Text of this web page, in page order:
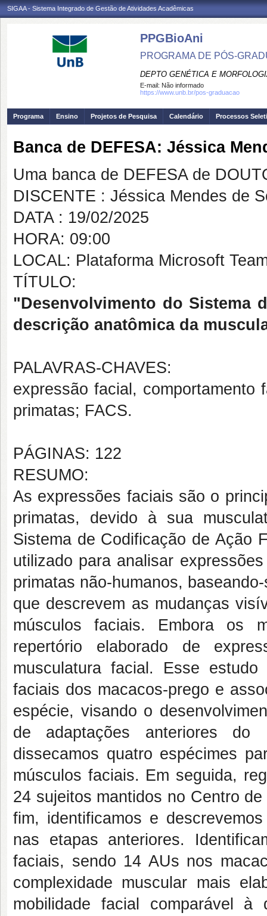
SIGAA - Sistema Integrado de Gestão de Atividades Acadêmicas
PPGBioAni
PROGRAMA DE PÓS-
DEPTO GENÉTICA E
E-mail: Não informado
https://www.unb.br/pos-graduacao
Programa Ensino Projetos de Pesquisa Calendário Processos
Banca de DEFESA: Jéssica
Uma banca de DEFESA de
DISCENTE : Jéssica Mendes de
DATA : 19/02/2025
HORA: 09:00
LOCAL: Plataforma Microsoft
TÍTULO:
"Desenvolvimento do Sistema
descrição anatômica da
PALAVRAS-CHAVES:
expressão facial, comportamento
primatas; FACS.
PÁGINAS: 122
RESUMO:
As expressões faciais são o
primatas, devido à sua
Sistema de Codificação de Ação
utilizado para analisar
primatas não-humanos,
que descrevem as mudanças
músculos faciais. Embora os
repertório elaborado de
musculatura facial. Esse
faciais dos macacos-prego e
espécie, visando o
de adaptações anteriores do
dissecamos quatro espécimes
músculos faciais. Em seguida,
24 sujeitos mantidos no Centro
fim, identificamos e
nas etapas anteriores.
faciais, sendo 14 AUs nos
complexidade muscular mais
mobilidade facial comparável à